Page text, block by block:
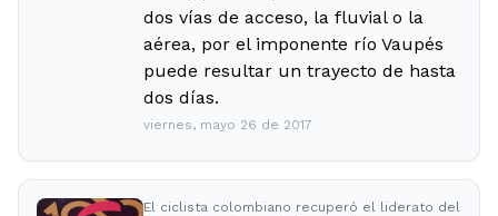
dos vías de acceso, la fluvial o la
aérea, por el imponente río Vaupés
puede resultar un trayecto de hasta
dos días.
viernes, mayo 26 de 2017
El ciclista colombiano recuperó el liderato del